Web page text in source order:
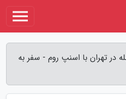
در تهران با اسنپ روم - سفر به